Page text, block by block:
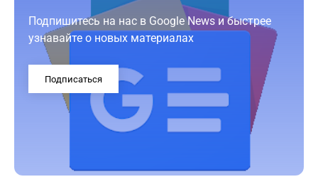
Подпишитесь на нас в Google News и быстрее
узнавайте о новых материалах
Подписаться